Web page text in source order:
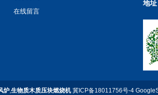
在线留言
地址
炉,生物质木质压块燃烧机 冀ICP备18011756号-4